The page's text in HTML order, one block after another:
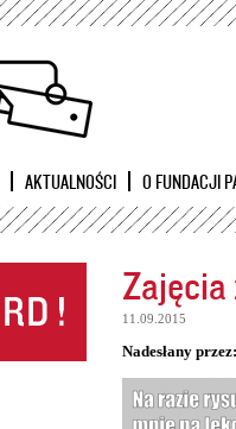
AKTUALNOŚCI O FUNDACJI
11.09.2015
Nadesłany przez: